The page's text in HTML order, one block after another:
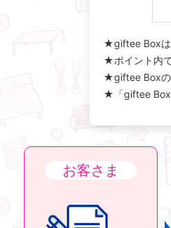
★giftee Boxは
★ポイント内
★giftee Boxの
★「giftee Box
お客さま